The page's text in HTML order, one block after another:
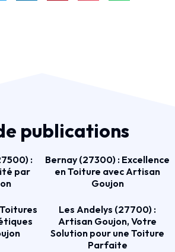
publications
:
par
Bernay (27300) : Excellence
en Toiture avec Artisan
Goujon
Les Andelys (27700) :
Artisan Goujon, Votre
Solution pour une Toiture
Parfaite